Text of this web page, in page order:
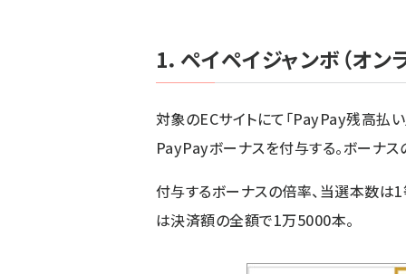
1．ペイペイジャンボ（オン
対象のECサイトにて「PayPay残高払
PayPayボーナスを付与する。ボーナ
付与するボーナスの倍率、当選本数は
は決済額の全額で1万5000本。